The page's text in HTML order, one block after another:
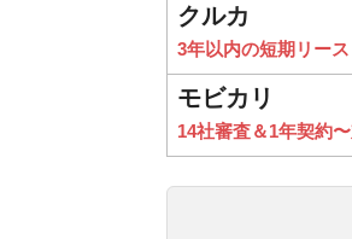
クルカ
3年以内の短期リー
モビカリ
14社審査＆1年契約